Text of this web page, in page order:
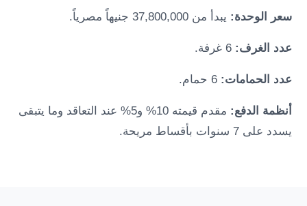
سعر الوحدة: يبدأ من 37,800,000 جنيهاً مصرياً.
عدد الغرف: 6 غرفة.
عدد الحمامات: 6 حمام.
أنظمة الدفع:
مقدم قيمته 10% و5% عند التعاقد وما يتبقى
يسدد على 7 سنوات بأقساط مريحة.